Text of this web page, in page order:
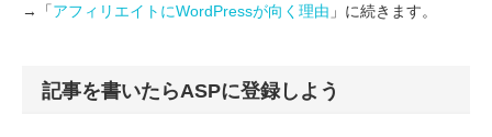
→「アフィリエイトにWordPressが向く理由 」に続きます。
記事を書いたらASPに登録しよう